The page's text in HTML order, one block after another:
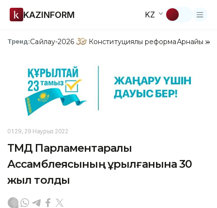
KAZINFORM KZ
Тренд:Сайлау-2026 Конституциялық реформаАрнайы
01:29, 29 Наурыз 2022
ТМД Парламентаралық
Ассамблеясының құрылғанына 30
жыл толды